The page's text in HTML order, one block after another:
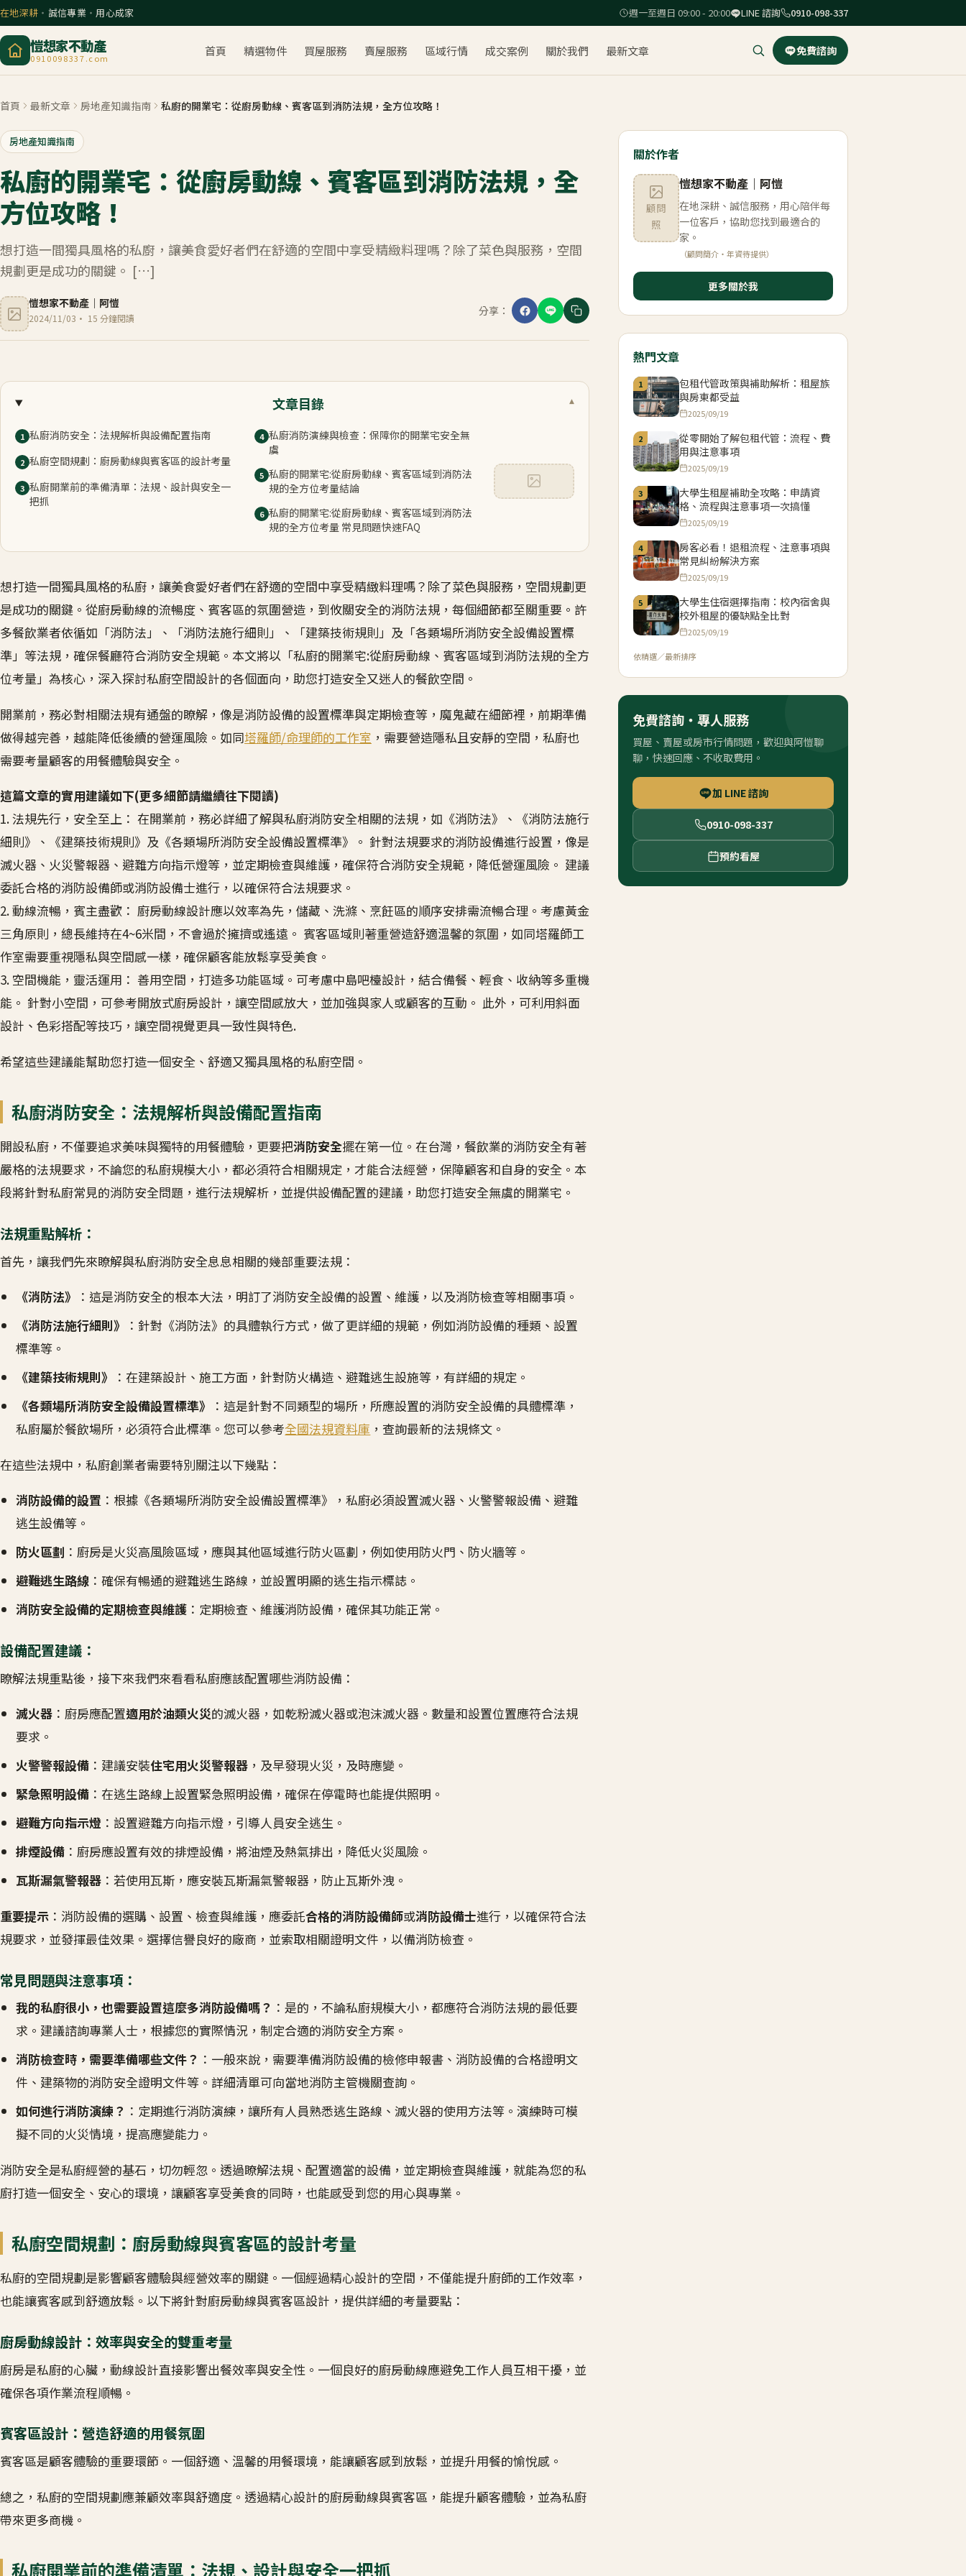
在地深耕 ・ 誠信專業・用心成家 週一至週日 09:00 - 20:00 LINE 諮詢 0910-098-337
愷想家不動產
0910098337.com
首頁 精選物件 買屋服務 賣屋服務 區域行情 成交案例 關於我們 最新文章 免費諮詢
首頁 最新文章 房地產知識指南 私廚的開業宅：從廚房動線、賓客區到消防法規，全方位攻略！
房地產知識指南
私廚的開業宅：從廚房動線、賓客區到消防法規，全
方位攻略！
想打造一間獨具風格的私廚，讓美食愛好者們在舒適的空間中享受精緻料理嗎？除了菜色與服務，空間
規劃更是成功的關鍵。 […]
愷想家不動產 ｜ 阿愷
2024/11/03 · 15 分鐘閱讀
分享：
文章目錄 ▾
1 私廚消防安全：法規解析與設備配置指南
2 私廚空間規劃：廚房動線與賓客區的設計考量
3 私廚開業前的準備清單：法規、設計與安全一
把抓
4 私廚消防演練與檢查：保障你的開業宅安全無
虞
5 私廚的開業宅:從廚房動線、賓客區域到消防法
規的全方位考量結論
6 私廚的開業宅:從廚房動線、賓客區域到消防法
規的全方位考量 常見問題快速FAQ
想打造一間獨具風格的私廚，讓美食愛好者們在舒適的空間中享受精緻料理嗎？除了菜色與服務，空間規劃更
是成功的關鍵。從廚房動線的流暢度、賓客區的氛圍營造，到攸關安全的消防法規，每個細節都至關重要。許
多餐飲業者依循如「消防法」、「消防法施行細則」、「建築技術規則」及「各類場所消防安全設備設置標
準」等法規，確保餐廳符合消防安全規範。本文將以「私廚的開業宅:從廚房動線、賓客區域到消防法規的全方
位考量」為核心，深入探討私廚空間設計的各個面向，助您打造安全又迷人的餐飲空間。
開業前，務必對相關法規有通盤的瞭解，像是消防設備的設置標準與定期檢查等，魔鬼藏在細節裡，前期準備
做得越完善，越能降低後續的營運風險。如同塔羅師/命理師的工作室 ，需要營造隱私且安靜的空間，私廚也
需要考量顧客的用餐體驗與安全。
這篇文章的實用建議如下(更多細節請繼續往下閱讀)
1. 法規先行，安全至上： 在開業前，務必詳細了解與私廚消防安全相關的法規，如《消防法》、《消防法施行
細則》、《建築技術規則》及《各類場所消防安全設備設置標準》。 針對法規要求的消防設備進行設置，像是
滅火器、火災警報器、避難方向指示燈等，並定期檢查與維護，確保符合消防安全規範，降低營運風險。 建議
委託合格的消防設備師或消防設備士進行，以確保符合法規要求。
2. 動線流暢，賓主盡歡： 廚房動線設計應以效率為先，儲藏、洗滌、烹飪區的順序安排需流暢合理。考慮黃金
三角原則，總長維持在4~6米間，不會過於擁擠或遙遠。 賓客區域則著重營造舒適溫馨的氛圍，如同塔羅師工
作室需要重視隱私與空間感一樣，確保顧客能放鬆享受美食。
3. 空間機能，靈活運用： 善用空間，打造多功能區域。可考慮中島吧檯設計，結合備餐、輕食、收納等多重機
能。 針對小空間，可參考開放式廚房設計，讓空間感放大，並加強與家人或顧客的互動。 此外，可利用斜面
設計、色彩搭配等技巧，讓空間視覺更具一致性與特色.
希望這些建議能幫助您打造一個安全、舒適又獨具風格的私廚空間。
私廚消防安全：法規解析與設備配置指南
開設私廚，不僅要追求美味與獨特的用餐體驗，更要把消防安全擺在第一位。在台灣，餐飲業的消防安全有著
嚴格的法規要求，不論您的私廚規模大小，都必須符合相關規定，才能合法經營，保障顧客和自身的安全。本
段將針對私廚常見的消防安全問題，進行法規解析，並提供設備配置的建議，助您打造安全無虞的開業宅。
法規重點解析：
首先，讓我們先來瞭解與私廚消防安全息息相關的幾部重要法規：
《消防法》
：這是消防安全的根本大法，明訂了消防安全設備的設置、維護，以及消防檢查等相關事項。
《消防法施行細則》
：針對《消防法》的具體執行方式，做了更詳細的規範，例如消防設備的種類、設置
標準等。
《建築技術規則》
：在建築設計、施工方面，針對防火構造、避難逃生設施等，有詳細的規定。
《各類場所消防安全設備設置標準》
：這是針對不同類型的場所，所應設置的消防安全設備的具體標準，
私廚屬於餐飲場所，必須符合此標準。您可以參考全國法規資料庫 ，查詢最新的法規條文。
在這些法規中，私廚創業者需要特別關注以下幾點：
消防設備的設置 ：根據《各類場所消防安全設備設置標準》，私廚必須設置滅火器、火警警報設備、避難
逃生設備等。
防火區劃 ：廚房是火災高風險區域，應與其他區域進行防火區劃，例如使用防火門、防火牆等。
避難逃生路線 ：確保有暢通的避難逃生路線，並設置明顯的逃生指示標誌。
消防安全設備的定期檢查與維護 ：定期檢查、維護消防設備，確保其功能正常。
設備配置建議：
瞭解法規重點後，接下來我們來看看私廚應該配置哪些消防設備：
滅火器 ：廚房應配置適用於油類火災的滅火器，如乾粉滅火器或泡沫滅火器。數量和設置位置應符合法規
要求。
火警警報設備 ：建議安裝住宅用火災警報器 ，及早發現火災，及時應變。
緊急照明設備 ：在逃生路線上設置緊急照明設備，確保在停電時也能提供照明。
避難方向指示燈 ：設置避難方向指示燈，引導人員安全逃生。
排煙設備 ：廚房應設置有效的排煙設備，將油煙及熱氣排出，降低火災風險。
瓦斯漏氣警報器 ：若使用瓦斯，應安裝瓦斯漏氣警報器，防止瓦斯外洩。
重要提示 ：消防設備的選購、設置、檢查與維護，應委託合格的消防設備師或消防設備士進行，以確保符合法
規要求，並發揮最佳效果。選擇信譽良好的廠商，並索取相關證明文件，以備消防檢查。
常見問題與注意事項：
我的私廚很小，也需要設置這麼多消防設備嗎？ ：是的，不論私廚規模大小，都應符合消防法規的最低要
求。建議諮詢專業人士，根據您的實際情況，制定合適的消防安全方案。
消防檢查時，需要準備哪些文件？ ：一般來說，需要準備消防設備的檢修申報書、消防設備的合格證明文
件、建築物的消防安全證明文件等。詳細清單可向當地消防主管機關查詢。
如何進行消防演練？ ：定期進行消防演練，讓所有人員熟悉逃生路線、滅火器的使用方法等。演練時可模
擬不同的火災情境，提高應變能力。
消防安全是私廚經營的基石，切勿輕忽。透過瞭解法規、配置適當的設備，並定期檢查與維護，就能為您的私
廚打造一個安全、安心的環境，讓顧客享受美食的同時，也能感受到您的用心與專業。
私廚空間規劃：廚房動線與賓客區的設計考量
私廚的空間規劃是影響顧客體驗與經營效率的關鍵。一個經過精心設計的空間，不僅能提升廚師的工作效率，
也能讓賓客感到舒適放鬆。以下將針對廚房動線與賓客區設計，提供詳細的考量要點：
廚房動線設計：效率與安全的雙重考量
廚房是私廚的心臟，動線設計直接影響出餐效率與安全性。一個良好的廚房動線應避免工作人員互相干擾，並
確保各項作業流程順暢。
賓客區設計：營造舒適的用餐氛圍
賓客區是顧客體驗的重要環節。一個舒適、溫馨的用餐環境，能讓顧客感到放鬆，並提升用餐的愉悅感。
總之，私廚的空間規劃應兼顧效率與舒適度。透過精心設計的廚房動線與賓客區，能提升顧客體驗，並為私廚
帶來更多商機。
私廚開業前的準備清單：法規、設計與安全一把抓
關於作者
顧問
照
愷想家不動產 ｜ 阿愷
在地深耕、誠信服務，用心陪伴每
一位客戶，協助您找到最適合的
家。
（顧問簡介・年資待提供）
更多關於我
熱門文章
1
包租代管政策與補助解析：租屋族
與房東都受益
2025/09/19
2
從零開始了解包租代管：流程、費
用與注意事項
2025/09/19
3
大學生租屋補助全攻略：申請資
格、流程與注意事項一次搞懂
2025/09/19
4
房客必看！退租流程、注意事項與
常見糾紛解決方案
2025/09/19
5
大學生住宿選擇指南：校內宿舍與
校外租屋的優缺點全比對
2025/09/19
依精選／最新排序
免費諮詢・專人服務
買屋、賣屋或房市行情問題，歡迎與阿愷聊
聊，快速回應、不收取費用。
加 LINE 諮詢
0910-098-337
預約看屋